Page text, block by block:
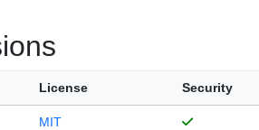
License Security
MIT